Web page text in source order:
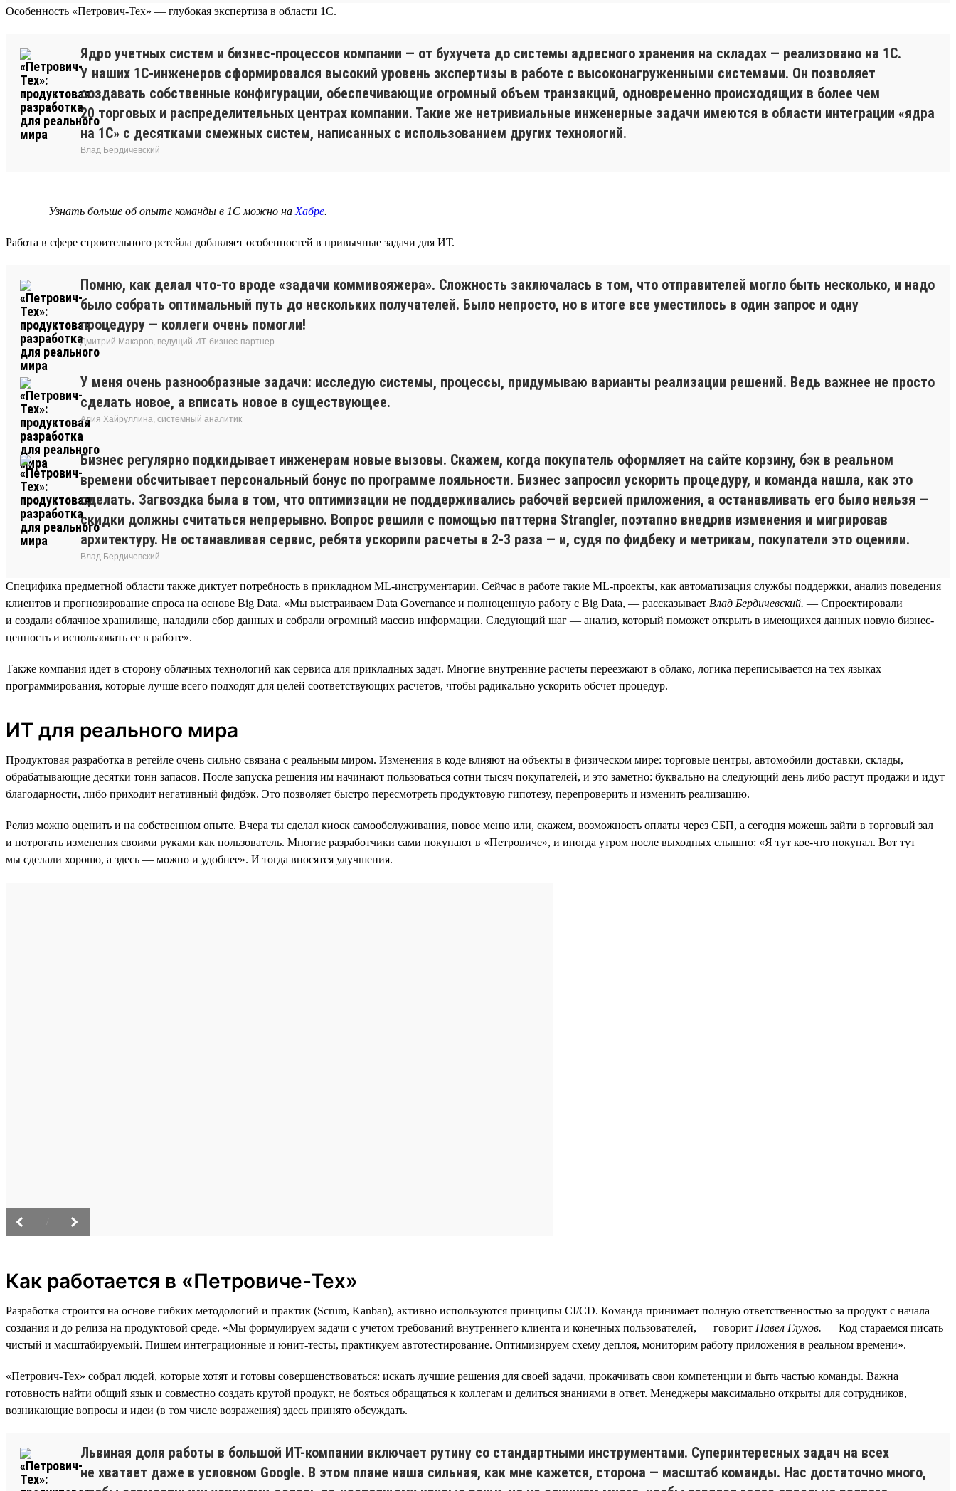
Особенность «Петрович-Тех» — глубокая экспертиза в области 1С.
Ядро учетных систем и бизнес-процессов компании — от бухучета до системы адресного хранения на складах — реализовано на 1С.
У наших 1С-инженеров сформировался высокий уровень экспертизы в работе с высоконагруженными системами. Он позволяет
создавать собственные конфигурации, обеспечивающие огромный объем транзакций, одновременно происходящих в более чем
20 торговых и распределительных центрах компании. Такие же нетривиальные инженерные задачи имеются в области интеграции «ядра
на 1С» с десятками смежных систем, написанных с использованием других технологий.
Влад Бердичевский
Узнать больше об опыте команды в 1С можно на Хабре.
Работа в сфере строительного ретейла добавляет особенностей в привычные задачи для ИТ.
Помню, как делал что-то вроде «задачи коммивояжера». Сложность заключалась в том, что отправителей могло быть несколько, и надо
было собрать оптимальный путь до нескольких получателей. Было непросто, но в итоге все уместилось в один запрос и одну
процедуру — коллеги очень помогли!
Дмитрий Макаров, ведущий ИТ-бизнес-партнер
У меня очень разнообразные задачи: исследую системы, процессы, придумываю варианты реализации решений. Ведь важнее не просто
сделать новое, а вписать новое в существующее.
Алия Хайруллина, системный аналитик
Бизнес регулярно подкидывает инженерам новые вызовы. Скажем, когда покупатель оформляет на сайте корзину, бэк в реальном
времени обсчитывает персональный бонус по программе лояльности. Бизнес запросил ускорить процедуру, и команда нашла, как это
сделать. Загвоздка была в том, что оптимизации не поддерживались рабочей версией приложения, а останавливать его было нельзя —
скидки должны считаться непрерывно. Вопрос решили с помощью паттерна Strangler, поэтапно внедрив изменения и мигрировав
архитектуру. Не останавливая сервис, ребята ускорили расчеты в 2‑3 раза — и, судя по фидбеку и метрикам, покупатели это оценили.
Влад Бердичевский
Специфика предметной области также диктует потребность в прикладном ML‑инструментарии. Сейчас в работе такие ML‑проекты, как автоматизация службы поддержки, анализ поведения
клиентов и прогнозирование спроса на основе Big Data. «Мы выстраиваем Data Governance и полноценную работу с Big Data, — рассказывает Влад Бердичевский. — Спроектировали
и создали облачное хранилище, наладили сбор данных и собрали огромный массив информации. Следующий шаг — анализ, который поможет открыть в имеющихся данных новую бизнес-
ценность и использовать ее в работе».
Также компания идет в сторону облачных технологий как сервиса для прикладных задач. Многие внутренние расчеты переезжают в облако, логика переписывается на тех языках
программирования, которые лучше всего подходят для целей соответствующих расчетов, чтобы радикально ускорить обсчет процедур.
ИТ для реального мира
Продуктовая разработка в ретейле очень сильно связана с реальным миром. Изменения в коде влияют на объекты в физическом мире: торговые центры, автомобили доставки, склады,
обрабатывающие десятки тонн запасов. После запуска решения им начинают пользоваться сотни тысяч покупателей, и это заметно: буквально на следующий день либо растут продажи и идут
благодарности, либо приходит негативный фидбэк. Это позволяет быстро пересмотреть продуктовую гипотезу, перепроверить и изменить реализацию.
Релиз можно оценить и на собственном опыте. Вчера ты сделал киоск самообслуживания, новое меню или, скажем, возможность оплаты через СБП, а сегодня можешь зайти в торговый зал
и потрогать изменения своими руками как пользователь. Многие разработчики сами покупают в «Петровиче», и иногда утром после выходных слышно: «Я тут кое-что покупал. Вот тут
мы сделали хорошо, а здесь — можно и удобнее». И тогда вносятся улучшения.
Как работается в «Петровиче-Тех»
Разработка строится на основе гибких методологий и практик (Scrum, Kanban), активно используются принципы CI/CD. Команда принимает полную ответственностью за продукт с начала
создания и до релиза на продуктовой среде. «Мы формулируем задачи с учетом требований внутреннего клиента и конечных пользователей, — говорит Павел Глухов. — Код стараемся писать
чистый и масштабируемый. Пишем интеграционные и юнит-тесты, практикуем автотестирование. Оптимизируем схему деплоя, мониторим работу приложения в реальном времени».
«Петрович-Тех» собрал людей, которые хотят и готовы совершенствоваться: искать лучшие решения для своей задачи, прокачивать свои компетенции и быть частью команды. Важна
готовность найти общий язык и совместно создать крутой продукт, не бояться обращаться к коллегам и делиться знаниями в ответ. Менеджеры максимально открыты для сотрудников,
возникающие вопросы и идеи (в том числе возражения) здесь принято обсуждать.
Львиная доля работы в большой ИТ-компании включает рутину со стандартными инструментами. Суперинтересных задач на всех
не хватает даже в условном Google. В этом плане наша сильная, как мне кажется, сторона — масштаб команды. Нас достаточно много,